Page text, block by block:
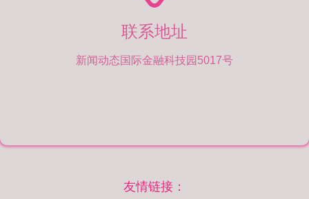
联系地址
新闻动态国际金融科技园5017号
友情链接：